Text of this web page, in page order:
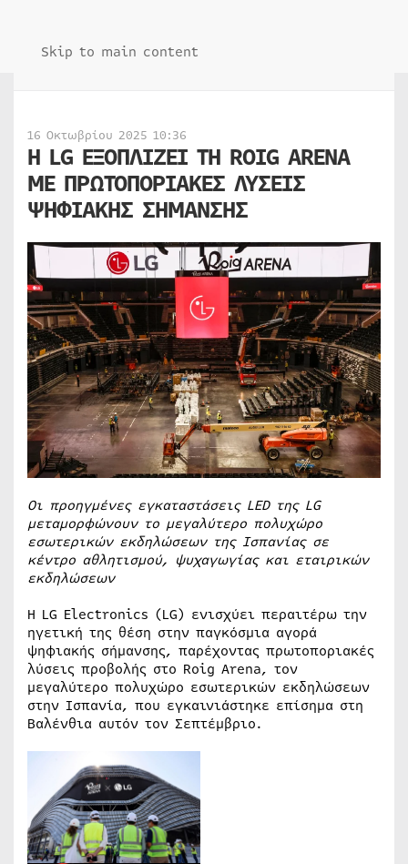
Skip to main content
16 Οκτωβρίου 2025 10:36
Η LG ΕΞΟΠΛΙΖΕΙ ΤΗ ROIG ARENA
ΜΕ ΠΡΩΤΟΠΟΡΙΑΚΕΣ ΛΥΣΕΙΣ
ΨΗΦΙΑΚΗΣ ΣΗΜΑΝΣΗΣ
Οι προηγμένες εγκαταστάσεις LED της LG
μεταμορφώνουν το μεγαλύτερο πολυχώρο
εσωτερικών εκδηλώσεων της Ισπανίας σε
κέντρο αθλητισμού, ψυχαγωγίας και εταιρικών
εκδηλώσεων
Η LG Electronics (LG) ενισχύει περαιτέρω την
ηγετική της θέση στην παγκόσμια αγορά
ψηφιακής σήμανσης, παρέχοντας πρωτοποριακές
λύσεις προβολής στο Roig Arena, τον
μεγαλύτερο πολυχώρο εσωτερικών εκδηλώσεων
στην Ισπανία, που εγκαινιάστηκε επίσημα στη
Βαλένθια αυτόν τον Σεπτέμβριο.